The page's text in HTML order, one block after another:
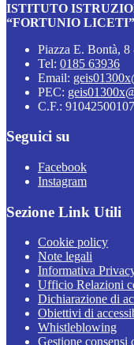
ISTITUTO
“FORTUNIO LICETI”
Piazza E. Bontà,
Tel: 0185 63936
Email:
PEC:
C.F.: 91042500107
Seguici su
Facebook
Instagram
Sezione Link Utili
Cookie policy
Note legali
Informativa
Ufficio Relazioni
Dichiarazione di
Obiettivi di
Whistleblowing
Gestione consensi